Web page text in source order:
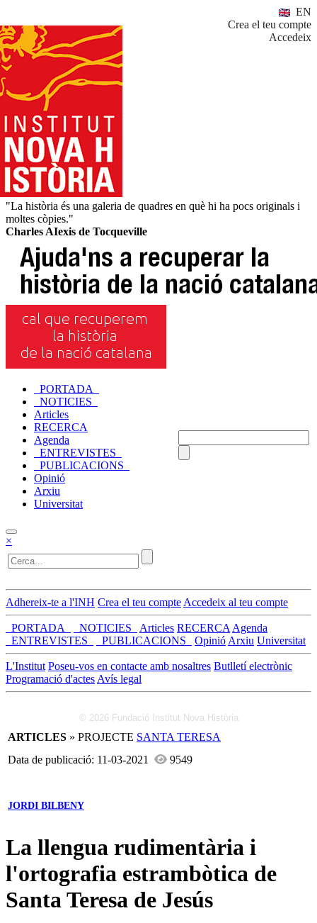
EN
Crea el teu compte
Accedeix
"La història és una galeria de quadres en què hi ha pocs originals i
moltes còpies."
Charles AIexis de Tocqueville
_PORTADA_
_NOTICIES_
Articles
RECERCA
Agenda
_ENTREVISTES_
_PUBLICACIONS_
Opinió
Arxiu
Universitat
×
Adhereix-te a l'INH Crea el teu compte Accedeix al teu compte
_PORTADA_ _NOTICIES_ Articles RECERCA Agenda
_ENTREVISTES_
_PUBLICACIONS_ Opinió Arxiu Universitat
L'Institut Poseu-vos en contacte amb nosaltres Butlletí electrònic
Programació d'actes Avís legal
© 2026 Fundació Institut Nova Història
ARTICLES » PROJECTE SANTA TERESA
Data de publicació: 11-03-2021
9549
JORDI BILBENY
La llengua rudimentària i
l'ortografia estrambòtica de
Santa Teresa de Jesús